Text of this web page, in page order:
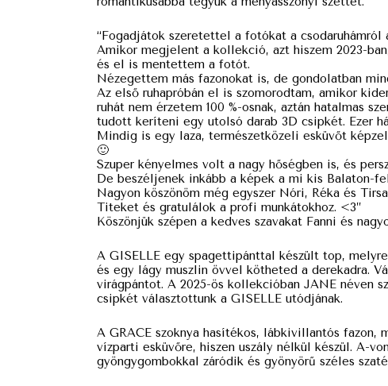
“Fogadjátok szeretettel a fotókat a csodaruhámról
Amikor megjelent a kollekció, azt hiszem 2023-
és el is mentettem a fotót.
Nézegettem más fazonokat is, de gondolatban
Az első ruhapróbán el is szomorodtam, amikor
ruhát nem érzetem 100 %-osnak, aztán hatalmas
tudott keríteni egy utolsó darab 3D csipkét. Ezer
Mindig is egy laza, természetközeli esküvőt
🙂
Szuper kényelmes volt a nagy hőségben is, és
De beszéljenek inkább a képek a mi kis Balaton-
Nagyon köszönöm még egyszer Nóri, Réka és
Titeket és gratulálok a profi munkátokhoz. <3”
Köszönjük szépen a kedves szavakat Fanni és
A GISELLE egy spagettipánttal készült top,
és egy lágy muszlin övvel kötheted a derekadra.
virágpántot. A 2025-ös kollekcióban JANE néven
csipkét választottunk a GISELLE utódjának.
A GRACE szoknya hasítékos, lábkivillantós
vízparti esküvőre, hiszen uszály nélkül készül. A-
gyöngygombokkal záródik és gyönyörű széles